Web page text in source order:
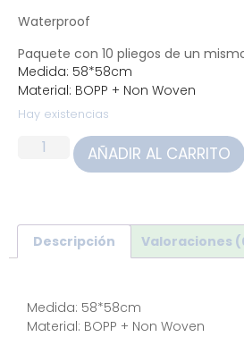
Waterproof
Paquete con 10 pliegos de un
Medida: 58*58cm
Material: BOPP + Non Woven
Hay existencias
AÑADIR AL CARRITO
Descripción Valoraciones
Medida: 58*58cm
Material: BOPP + Non Woven